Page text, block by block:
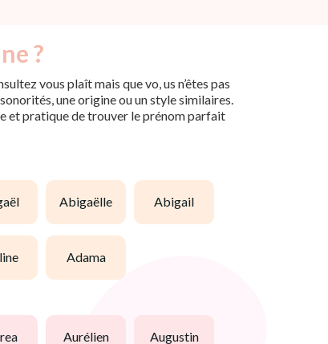
?
vous plaît mais que vo, us n’êtes pas
une origine ou un style similaires.
et pratique de trouver le prénom parfait
abigaëlle abigail
adama
aurélien augustin